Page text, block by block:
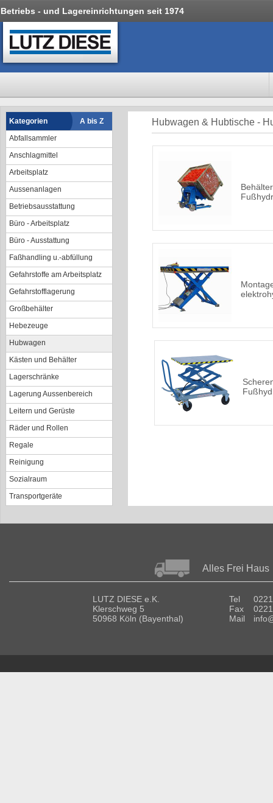
Betriebs - und Lagereinrichtungen seit 1974
Kategorien
A bis Z
Abfallsammler
Anschlagmittel
Arbeitsplatz
Aussenanlagen
Betriebsausstattung
Büro - Arbeitsplatz
Büro - Ausstattung
Faßhandling u.-abfüllung
Gefahrstoffe am Arbeitsplatz
Gefahrstofflagerung
Großbehälter
Hebezeuge
Hubwagen
Kästen und Behälter
Lagerschränke
Lagerung Aussenbereich
Leitern und Gerüste
Räder und Rollen
Regale
Reinigung
Sozialraum
Transportgeräte
Hubwagen & Hubtische -
Alles Frei Haus
LUTZ DIESE e.K.
Klerschweg 5
50968 Köln (Bayenthal)
Tel
Fax
Mail